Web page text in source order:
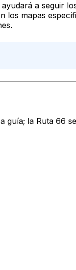
a seguir
los mapas
guía; la Ruta 66